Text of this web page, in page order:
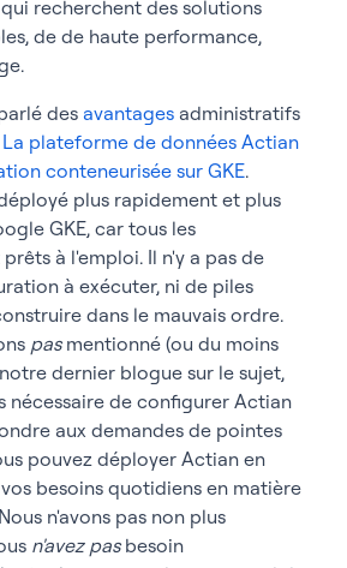
recherchent des solutions
de de haute performance,
des avantages administratifs
plateforme de données Actian
conteneurisée sur GKE.
plus rapidement et plus
GKE, car tous les
à l'emploi. Il n'y a pas de
à exécuter, ni de piles
dans le mauvais ordre.
pasmentionné (ou du moins
dernier blogue sur le sujet,
nécessaire de configurer Actian
aux demandes de pointes
pouvez déployer Actian en
besoins quotidiens en matière
n'avons pas non plus
n'avez pasbesoin